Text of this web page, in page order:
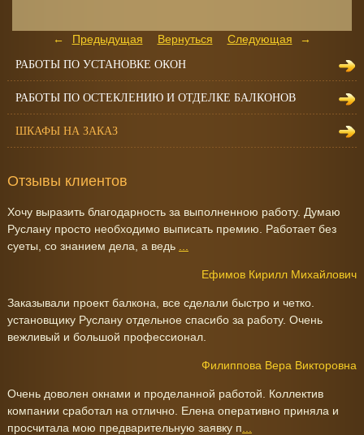
Предыдущая Вернуться Следующая
РАБОТЫ ПО УСТАНОВКЕ ОКОН
РАБОТЫ ПО ОСТЕКЛЕНИЮ И ОТДЕЛКЕ БАЛКОНОВ
ШКАФЫ НА ЗАКАЗ
Отзывы клиентов
Хочу выразить благодарность за выполненною работу. Думаю
Руслану просто необходимо выписать премию. Работает без
суеты, со знанием дела, а ведь
Ефимов Кирилл Михайлович
Заказывали проект балкона, все сделали быстро и четко.
установщику Руслану отдельное спасибо за работу. Очень
вежливый и большой профессионал.
Филиппова Вера Викторовна
Очень доволен окнами и проделанной работой. Коллектив
компании сработал на отлично. Елена оперативно приняла и
просчитала мою предварительную заявку п